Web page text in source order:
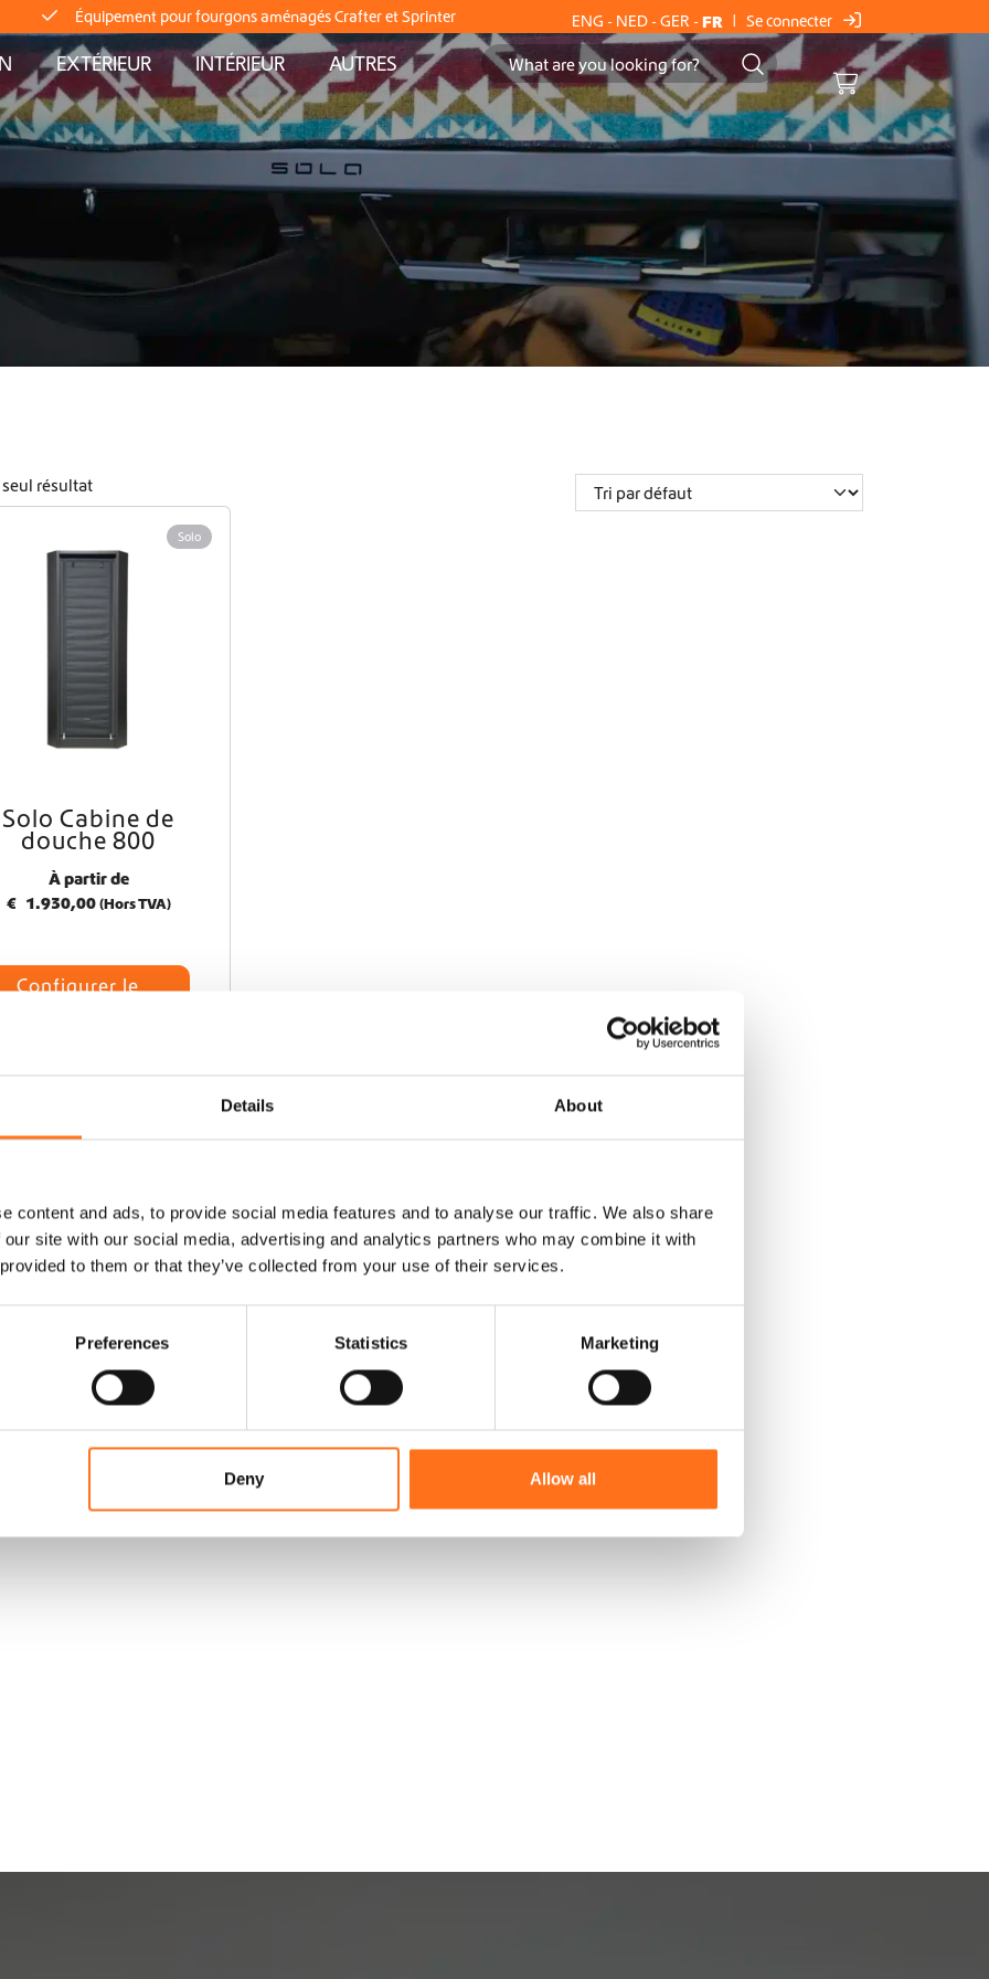
Details About
content and ads, to provide social media features and to analyse our traffic. We also share
site with our social media, advertising and analytics partners who may combine it with
to them or that they’ve collected from your use of their services.
Preferences Statistics Marketing
Deny Allow all
Équipement pour fourgons aménagés Crafter et Sprinter
Livraison directe depuis le stock
Livraison mondiale
Équipement pour fourgons aménagés Crafter et Sprinter
Livraison directe depuis le stock
Livraison mondiale
Équipement pour fourgons aménagés Crafter et Sprinter
ENG - NED -GER -FR Se connecter
EXTÉRIEUR INTÉRIEUR
AUTRES
Cart
résultat
Solo
Solo Cabine de
douche 800
À partir de
€ 1.930,00 (Hors TVA)
Configurer le